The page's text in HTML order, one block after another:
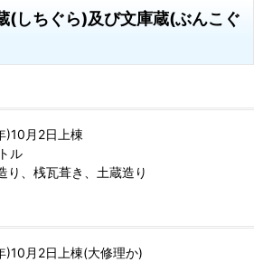
(しちぐら)及び文庫蔵(ぶんこぐ
)10月2日上棟
ル
り、桟瓦葺き、土蔵造り
月2日上棟(大修理か)